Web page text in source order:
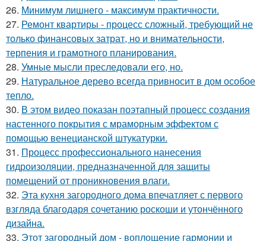
26. Минимум лишнего - максимум практичности.
27. Ремонт квартиры - процесс сложный, требующий не
только финансовых затрат, но и внимательности,
терпения и грамотного планирования.
28. Умные мысли преследовали его, но.
29. Натуральное дерево всегда привносит в дом особое
тепло.
30. В этом видео показан поэтапный процесс создания
настенного покрытия с мраморным эффектом с
помощью венецианской штукатурки.
31. Процесс профессионального нанесения
гидроизоляции, предназначенной для защиты
помещений от проникновения влаги.
32. Эта кухня загородного дома впечатляет с первого
взгляда благодаря сочетанию роскоши и утончённого
дизайна.
33. Этот загородный дом - воплощение гармонии и